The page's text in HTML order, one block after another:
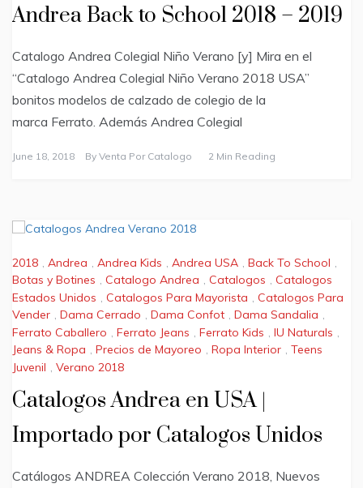
Andrea Back to School 2018 – 2019
Catalogo Andrea Colegial Niño Verano [y] Mira en el
“Catalogo Andrea Colegial Niño Verano 2018 USA”
bonitos modelos de calzado de colegio de la
marca Ferrato. Además Andrea Colegial
June 18, 2018 By Venta Por Catalogo 2 Min Reading
2018 , Andrea , Andrea Kids , Andrea USA , Back To School ,
Botas y Botines , Catalogo Andrea , Catalogos , Catalogos
Estados Unidos , Catalogos Para Mayorista , Catalogos Para
Vender , Dama Cerrado , Dama Confot , Dama Sandalia ,
Ferrato Caballero , Ferrato Jeans , Ferrato Kids , IU Naturals ,
Jeans & Ropa , Precios de Mayoreo , Ropa Interior , Teens
Juvenil , Verano 2018
Catalogos Andrea en USA |
Importado por Catalogos Unidos
Catálogos ANDREA Colección Verano 2018, Nuevos